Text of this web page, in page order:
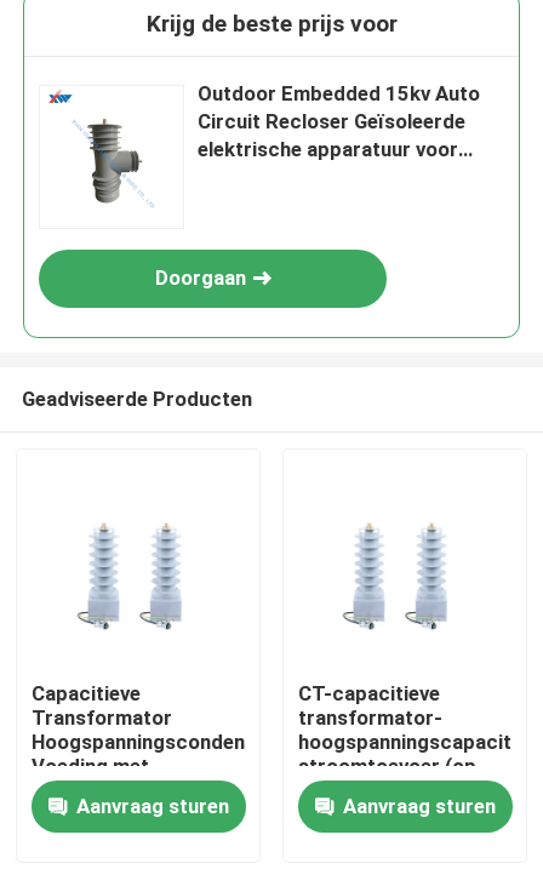
Huis
Producten
Krijg de beste prijs voor
Outdoor Embedded 15kv Auto
Circuit Recloser Geïsoleerde
elektrische apparatuur voor
Doorgaan
Geadviseerde Producten
Capacitieve
Transformator
Hoogspanningscondensator
Voeding met
220VAC±10%
Uitgangsspanning
IP67 Waterdicht
Aanvraag sturen
CT-capacitieve
transformator-
hoogspanningscapacitor
stroomtoevoer (op
aanvraag aanpasbaar)
Aanvraag sturen